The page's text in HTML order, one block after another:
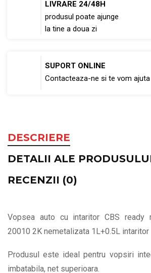
LIVRARE 24/48H
produsul poate ajunge
la tine a doua zi
SUPORT ONLINE
Contacteaza-ne si te vom ajuta
DESCRIERE
DETALII ALE
RECENZII (0)
Vopsea auto cu intaritor CBS ready
20010 2K nemetalizata 1L+0.5L intaritor
Produsul este ideal pentru vopsiri
imbatabila, net superioara.